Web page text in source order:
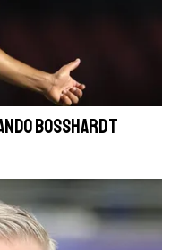
Bosshardt